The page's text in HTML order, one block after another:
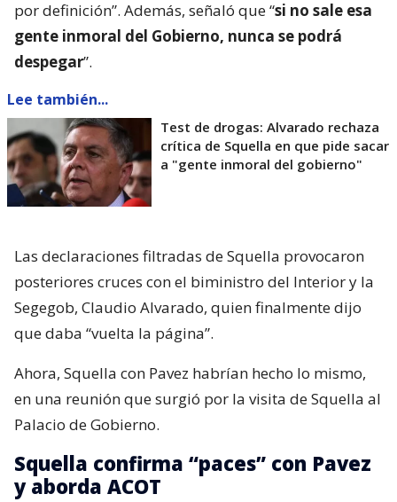
por definición”. Además, señaló que “si no sale esa
gente inmoral del Gobierno, nunca se podrá
despegar”.
Lee también...
Test de drogas: Alvarado rechaza
crítica de Squella en que pide sacar
a "gente inmoral del gobierno"
Las declaraciones filtradas de Squella provocaron
posteriores cruces con el biministro del Interior y la
Segegob, Claudio Alvarado, quien finalmente dijo
que daba “vuelta la página”.
Ahora, Squella con Pavez habrían hecho lo mismo,
en una reunión que surgió por la visita de Squella al
Palacio de Gobierno.
Squella confirma “paces” con Pavez
y aborda ACOT